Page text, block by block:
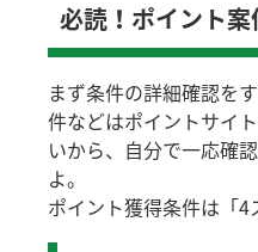
必読！ポイント
まず条件の詳細確認を
件などはポイントサイ
いから、自分で一応確
よ。
ポイント獲得条件は「4